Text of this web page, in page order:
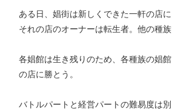
ある日、娼街は新しくできた一軒の店に
それの店のオーナーは転生者。他の種
各娼館は生き残りのため、各種族の娼
の店に勝とう。
バトルパートと経営パートの難易度は